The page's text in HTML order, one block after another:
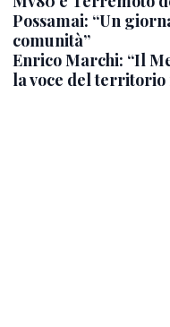
Possamai: “Un
comunità”
Enrico Marchi: “Il
la voce del